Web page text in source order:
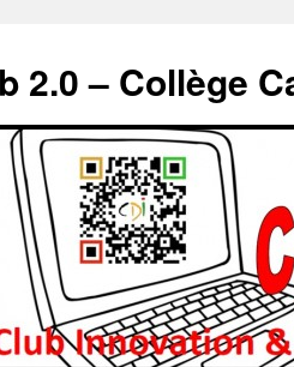
2.0 – Collège